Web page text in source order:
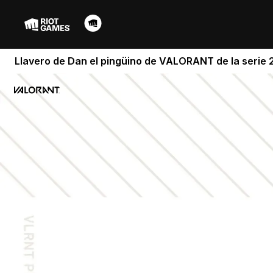
Llavero de Dan el pingüino de VALORANT de la serie